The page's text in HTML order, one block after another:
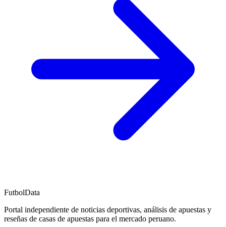
FutbolData
Portal independiente de noticias deportivas, análisis de apuestas y
reseñas de casas de apuestas para el mercado peruano.